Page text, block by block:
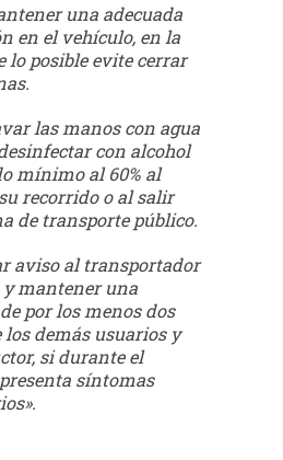
una adecuada
en el vehículo, en la
lo posible evite cerrar
las manos con agua
con alcohol
mínimo al 60% al
recorrido o al salir
de transporte público.
aviso al transportador
y mantener una
por los menos dos
los demás usuarios y
si durante el
síntomas